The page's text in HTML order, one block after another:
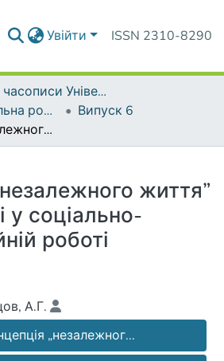
Увійти ISSN 2310-8290
Наукові часописи Університету
Серія 11. Соціальна робота. Соціальна педагогіка.
Випуск 6
Концепція „незалежного життя” особистості у соціально-реабілітаційній роботі
життя”
у соціально-
роботі
А.Г.
„незалежног...